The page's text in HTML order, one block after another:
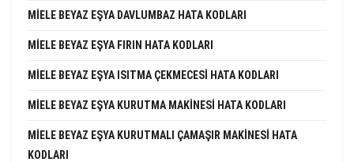
MIELE BEYAZ EŞYA DAVLUMBAZ HATA KODLARI
MIELE BEYAZ EŞYA FIRIN HATA KODLARI
MIELE BEYAZ EŞYA ISITMA ÇEKMECESI HATA KODLARI
MIELE BEYAZ EŞYA KURUTMA MAKINESI HATA KODLARI
MIELE BEYAZ EŞYA KURUTMALI ÇAMAŞIR MAKINESI HATA
KODLARI